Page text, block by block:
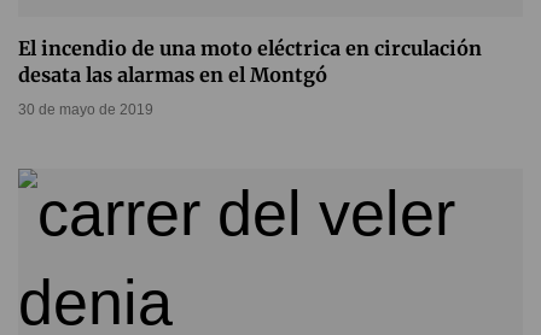
El incendio de una moto eléctrica en circulación
desata las alarmas en el Montgó
30 de mayo de 2019